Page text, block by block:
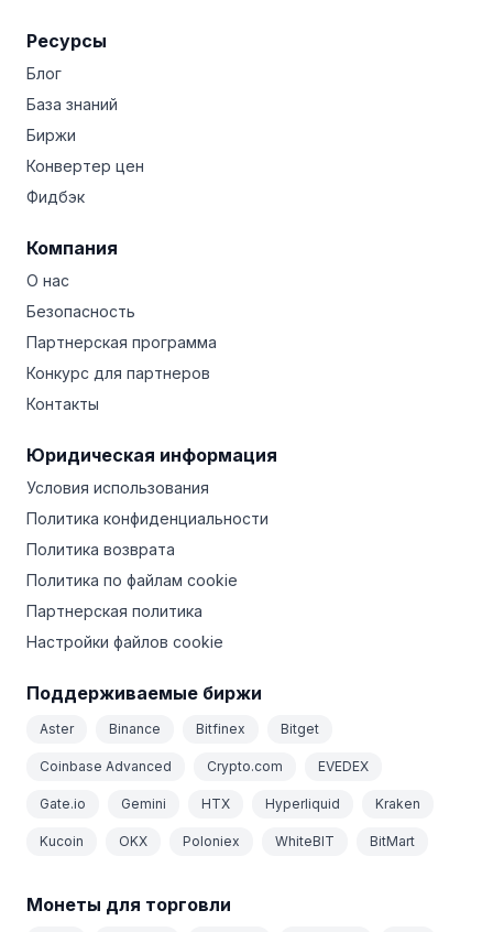
Ресурсы
Блог
База знаний
Биржи
Конвертер цен
Фидбэк
Компания
О нас
Безопасность
Партнерская программа
Конкурс для партнеров
Контакты
Юридическая информация
Условия использования
Политика конфиденциальности
Политика возврата
Политика по файлам cookie
Партнерская политика
Настройки файлов cookie
Поддерживаемые биржи
Aster Binance Bitfinex Bitget
Coinbase Advanced Crypto.com EVEDEX
Gate.io Gemini HTX Hyperliquid Kraken
Kucoin OKX Poloniex WhiteBIT BitMart
Монеты для торговли